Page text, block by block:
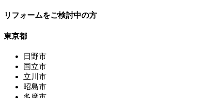
リフォームをご検討中の方
東京都
日野市
国立市
立川市
昭島市